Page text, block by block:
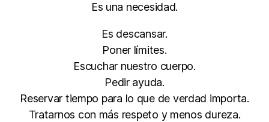
Es una necesidad.
Es descansar.
Poner límites.
Escuchar nuestro cuerpo.
Pedir ayuda.
Reservar tiempo para lo que de verdad importa.
Tratarnos con más respeto y menos dureza.